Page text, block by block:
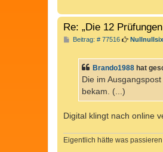
Re: „Die 12
Beitrag: # 77516B
r
a
g
Nullnullsix
Brando1988 hat
Die im
bekam. (...)
Digital klingt nach online
Eigentlich hätte was